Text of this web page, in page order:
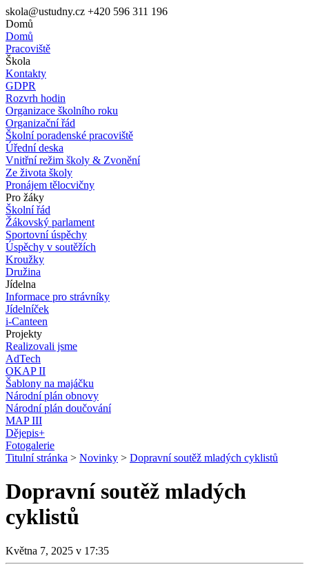
skola@ustudny.cz +420 596 311 196
Domů
Domů
Pracoviště
Škola
Kontakty
GDPR
Rozvrh hodin
Organizace školního roku
Organizační řád
Školní poradenské pracoviště
Úřední deska
Vnitřní režim školy & Zvonění
Ze života školy
Pronájem tělocvičny
Pro žáky
Školní řád
Žákovský parlament
Sportovní úspěchy
Úspěchy v soutěžích
Kroužky
Družina
Jídelna
Informace pro strávníky
Jídelníček
i-Canteen
Projekty
Realizovali jsme
AdTech
OKAP II
Šablony na majáčku
Národní plán obnovy
Národní plán doučování
MAP III
Dějepis+
Fotogalerie
Titulní stránka > Novinky > Dopravní soutěž mladých cyklistů
Dopravní soutěž mladých
cyklistů
Května 7, 2025 v 17:35